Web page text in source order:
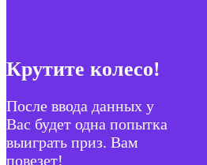
Крутите колесо!
После ввода данных у
Вас будет одна попытка
выиграть приз. Вам
повезет!